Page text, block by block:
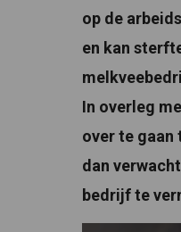
op de
en kan
In overleg
over te gaan
dan
bedrijf te